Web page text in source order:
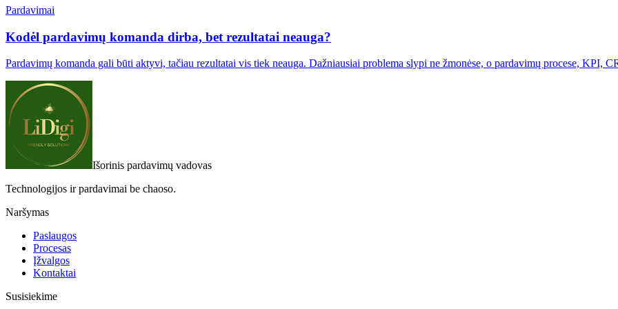
Pardavimai
Kodėl pardavimų komanda dirba, bet rezultatai neauga?
Pardavimų komanda gali būti aktyvi, tačiau rezultatai vis tiek neauga. Dažniausiai problema slypi ne žmonėse, o pardavimų procese, KPI,
Išorinis pardavimų vadovas
Technologijos ir pardavimai be chaoso.
Naršymas
Paslaugos
Procesas
Įžvalgos
Kontaktai
Susisiekime